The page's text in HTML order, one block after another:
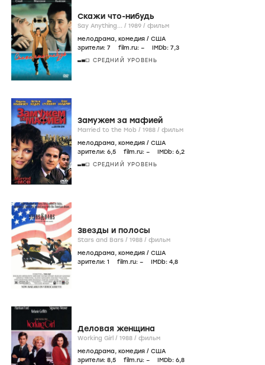
Скажи что-нибудь
Say Anything... / 1989 / фильм
мелодрама, комедия / США
зрители: 7 film.ru: – IMDb: 7,3
СРЕДНИЙ УРОВЕНЬ
Замужем за мафией
Married to the Mob / 1988 / фильм
мелодрама, комедия / США
зрители: 6,5 film.ru: – IMDb: 6,2
СРЕДНИЙ УРОВЕНЬ
Звезды и полосы
Stars and Bars / 1988 / фильм
мелодрама, комедия / США
зрители: 1 film.ru: – IMDb: 4,8
Деловая женщина
Working Girl / 1988 / фильм
мелодрама, комедия / США
зрители: 8,5 film.ru: – IMDb: 6,8